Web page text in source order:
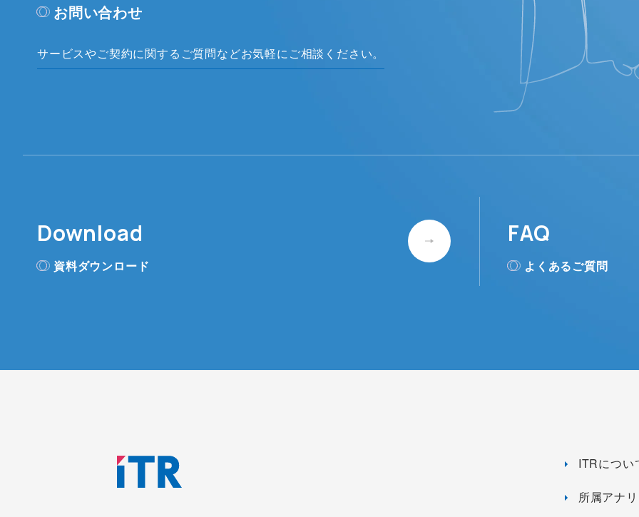
お問い合わせ
サービスやご契約に関するご質問などお気軽にご相談ください。
Download
資料ダウンロード
FAQ
よくあるご質問
ITRについ
所属アナ